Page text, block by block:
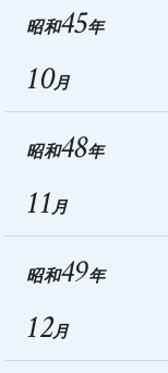
昭和45年
10月
昭和48年
11月
昭和49年
12月